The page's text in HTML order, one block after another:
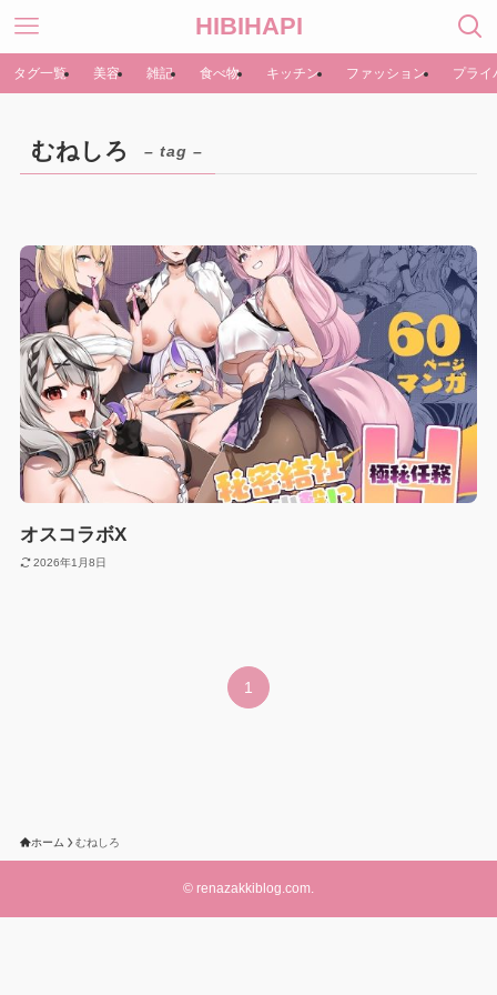
HIBIHAPI
タグ一覧 美容 雑記 食べ物 キッチン ファッション プライ
むねしろ – tag –
オスコラボX
2026年1月8日
1
ホーム むねしろ
© renazakkiblog.com.